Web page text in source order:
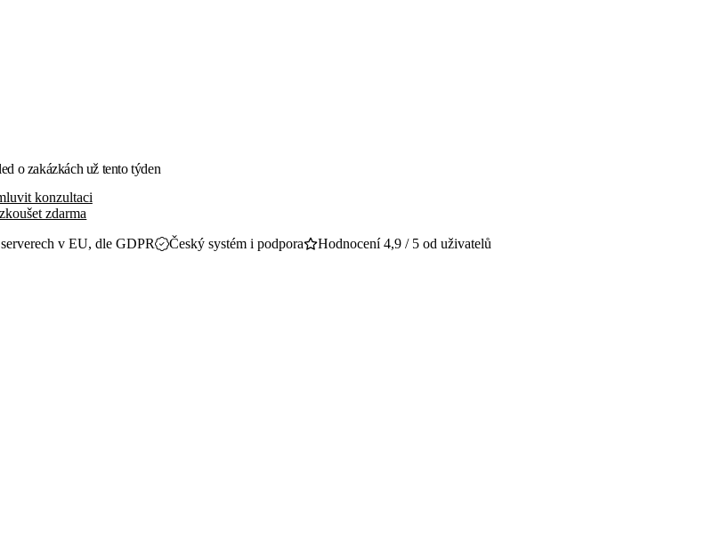
o zakázkách už tento týden
konzultaci
zdarma
v EU, dle GDPR Český systém i podpora Hodnocení 4,9 / 5 od uživatelů